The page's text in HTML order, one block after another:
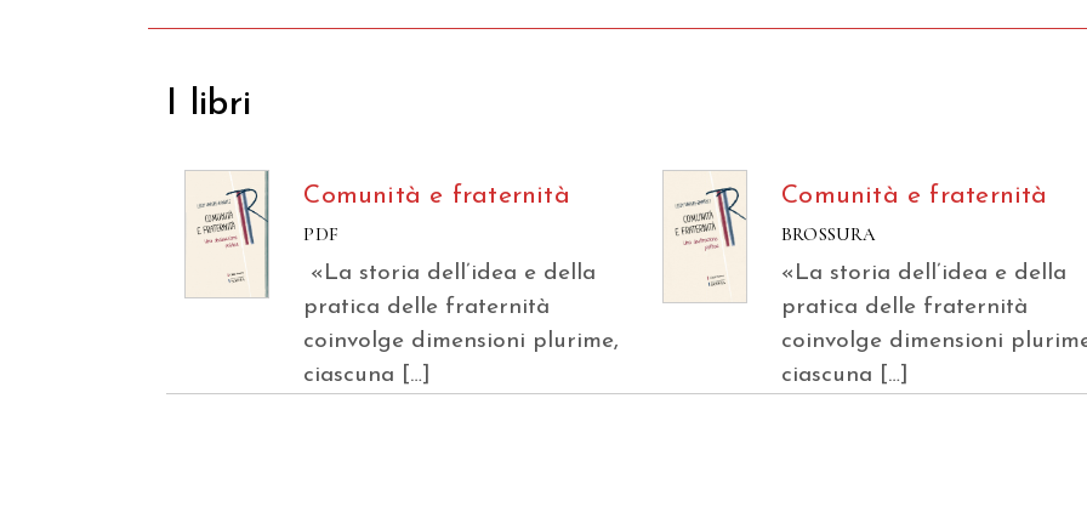
I libri
Comunità e fraternità
PDF
«La storia dell’idea e della
pratica delle fraternità
coinvolge dimensioni plurime,
ciascuna […]
Comunità e fraternità
BROSSURA
«La storia dell’idea e della
pratica delle fraternità
coinvolge dimensioni
ciascuna […]